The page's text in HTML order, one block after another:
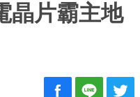
晶片霸主地